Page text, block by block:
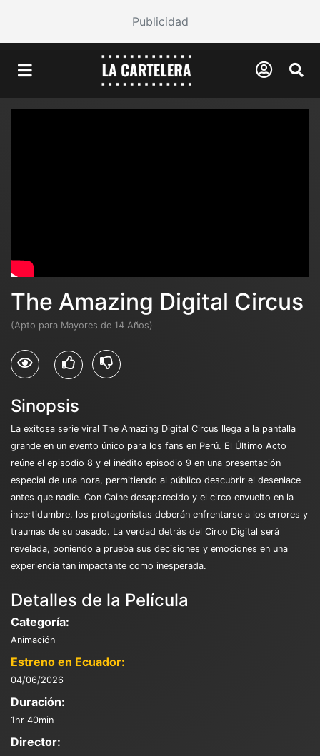
Publicidad
The Amazing Digital Circus
(Apto para Mayores de 14 Años)
Sinopsis
La exitosa serie viral The Amazing Digital Circus llega a la pantalla
grande en un evento único para los fans en Perú. El Último Acto
reúne el episodio 8 y el inédito episodio 9 en una presentación
especial de una hora, permitiendo al público descubrir el desenlace
antes que nadie. Con Caine desaparecido y el circo envuelto en la
incertidumbre, los protagonistas deberán enfrentarse a los errores y
traumas de su pasado. La verdad detrás del Circo Digital será
revelada, poniendo a prueba sus decisiones y emociones en una
experiencia tan impactante como inesperada.
Detalles de la Película
Categoría:
Animación
Estreno en Ecuador:
04/06/2026
Duración:
1hr 40min
Director: